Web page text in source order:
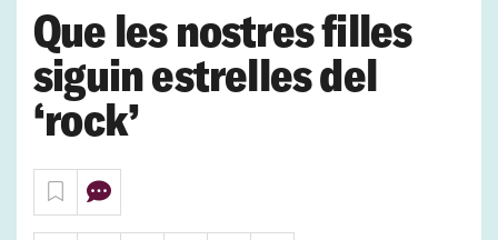
Que les nostres filles
siguin estrelles del
‘rock’